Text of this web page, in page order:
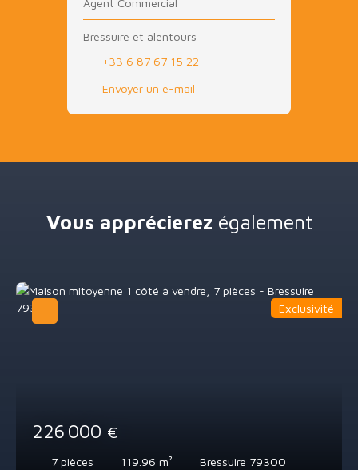
Agent Commercial
Bressuire et alentours
+33 6 87 67 15 22
Envoyer un e-mail
Vous apprécierez également
226 000 €
7 pièces 119.96 m² Bressuire 79300
Exclusivité